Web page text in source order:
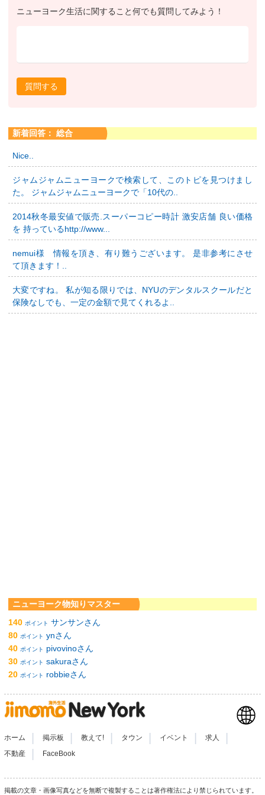
ニューヨーク生活に関すること何でも質問してみよう！
質問する
新着回答： 総合
Nice..
ジャムジャムニューヨークで検索して、このトピを見つけまし
た。 ジャムジャムニューヨークで「10代の..
2014秋冬最安値で販売.スーパーコピー時計 激安店舗 良い価格
を 持っているhttp://www...
nemui様 情報を頂き、有り難うございます。 是非参考にさせ
て頂きます！..
大変ですね。 私が知る限りでは、NYUのデンタルスクールだと
保険なしでも、一定の金額で見てくれるよ..
ニューヨーク物知りマスター
140 ポイント サンサンさん
80 ポイント ynさん
40 ポイント
pivovinoさん
30 ポイント sakuraさん
20 ポイント robbieさん
ホーム 掲示板 教えて! タウン イベント 求人
不動産 FaceBook
掲載の文章・画像写真などを無断で複製することは著作権法により禁じられています。